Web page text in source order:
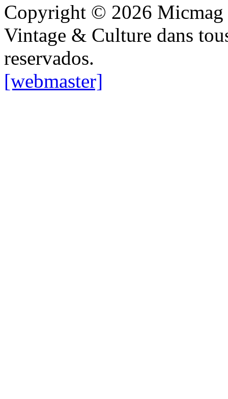
Copyright © 2026 Micmag
Vintage & Culture dans
reservados.
[webmaster]